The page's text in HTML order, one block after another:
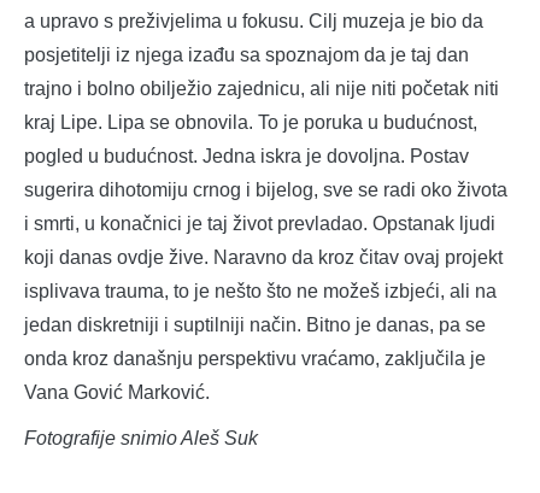
a upravo s preživjelima u fokusu. Cilj muzeja je bio da
posjetitelji iz njega izađu sa spoznajom da je taj dan
trajno i bolno obilježio zajednicu, ali nije niti početak niti
kraj Lipe. Lipa se obnovila. To je poruka u budućnost,
pogled u budućnost. Jedna iskra je dovoljna. Postav
sugerira dihotomiju crnog i bijelog, sve se radi oko života
i smrti, u konačnici je taj život prevladao. Opstanak ljudi
koji danas ovdje žive. Naravno da kroz čitav ovaj projekt
isplivava trauma, to je nešto što ne možeš izbjeći, ali na
jedan diskretniji i suptilniji način. Bitno je danas, pa se
onda kroz današnju perspektivu vraćamo, zaključila je
Vana Gović Marković.
Fotografije snimio Aleš Suk